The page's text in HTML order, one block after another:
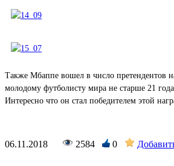
Также Мбаппе вошел в число претендентов
молодому футболисту мира не старше 21
Интересно что он стал победителем этой
06.11.2018 2584 0